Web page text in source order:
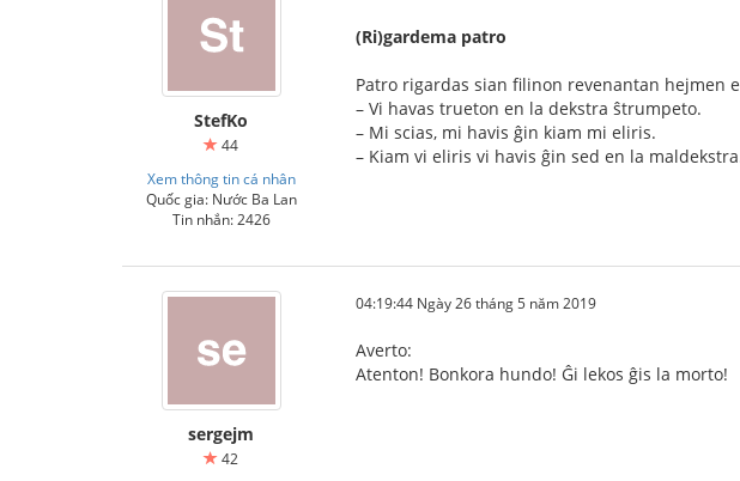
StefKo
44
Xem thông tin cá nhân
Quốc gia: Nước Ba Lan
Tin nhắn: 2426
(Ri)gardema patro
Patro rigardas sian filinon revenantan hejmen
– Vi havas trueton en la dekstra ŝtrumpeto.
– Mi scias, mi havis ĝin kiam mi eliris.
– Kiam vi eliris vi havis ĝin sed en la
sergejm
42
04:19:44 Ngày 26 tháng 5 năm 2019
Averto:
Atenton! Bonkora hundo! Ĝi lekos ĝis la morto!